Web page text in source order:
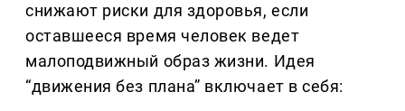
снижают риски для здоровья, если
оставшееся время человек ведет
малоподвижный образ жизни. Идея
“движения без плана” включает в себя: